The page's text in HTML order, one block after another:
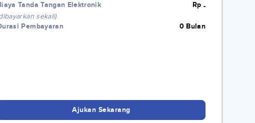
Tanda Tangan Elektronik
sekali)
Rp -
Pembayaran 0 Bulan
Ajukan Sekarang